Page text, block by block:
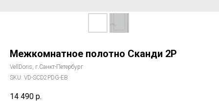
Межкомнатное полотно Сканди 2P
VellDoris, г.Санкт-Петербург
SKU: VD-SCD2PDG-EB
14 490 р.